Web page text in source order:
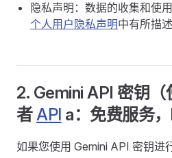
隐私声明：数据的收集和使
个人用户隐私声明中有所描述
2. Gemini API 密钥
者API a：免费服务，
如果您使用 Gemini API 密钥进